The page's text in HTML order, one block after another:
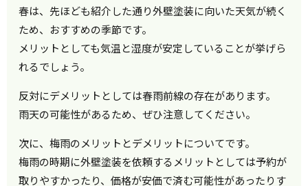
春は、先ほども紹介した通り外壁塗装に向いた天気が続く
ため、おすすめの季節です。
メリットとしても気温と湿度が安定していることが挙げら
れるでしょう。
反対にデメリットとしては春雨前線の存在があります。
雨天の可能性があるため、ぜひ注意してください。
次に、梅雨のメリットとデメリットについてです。
梅雨の時期に外壁塗装を依頼するメリットとしては予約が
取りやすかったり、価格が安価で済む可能性があったりす